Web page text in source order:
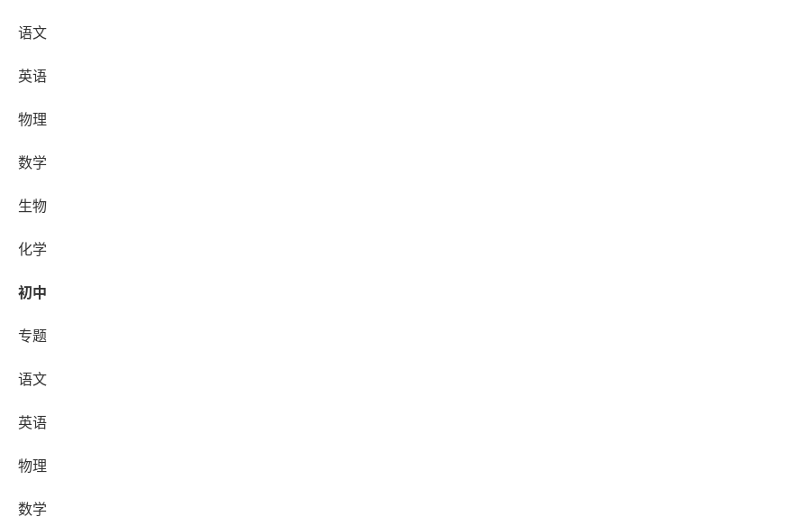
语文
英语
物理
数学
生物
化学
初中
专题
语文
英语
物理
数学